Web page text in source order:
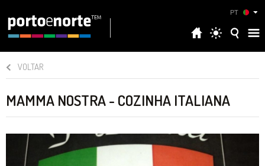
PT
VOLTAR
MAMMA NOSTRA - COZINHA ITALIANA